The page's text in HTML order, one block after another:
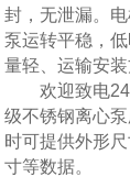
封，无泄漏。
泵运转平稳，
量轻、运输安
欢迎致电24
级不锈钢离心
时可提供外形
寸等数据。